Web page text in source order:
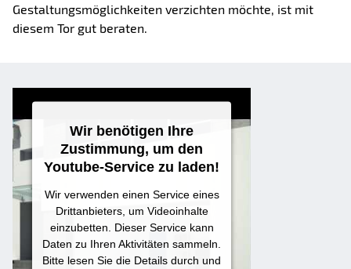
Gestaltungsmöglichkeiten verzichten möchte, ist mit
diesem Tor gut beraten.
Wir benötigen Ihre
Zustimmung, um den
Youtube-Service zu laden!
Wir verwenden einen Service eines
Drittanbieters, um Videoinhalte
einzubetten. Dieser Service kann
Daten zu Ihren Aktivitäten sammeln.
Bitte lesen Sie die Details durch und